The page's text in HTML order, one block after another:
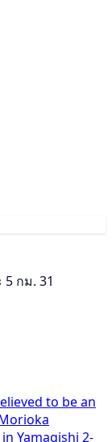
5 กม. 31
to be an
Yamagishi 2-